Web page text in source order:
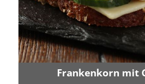
Frankenkorn mit